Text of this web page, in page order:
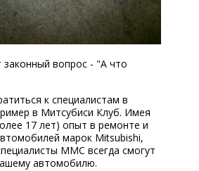
законный вопрос - "А что
к специалистам в
в Митсубиси Клуб. Имея
17 лет) опыт в ремонте и
марок Mitsubishi,
ММС всегда смогут
автомобилю.